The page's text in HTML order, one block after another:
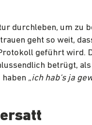
durchleben, um zu
geht so weit,
geführt wird.
betrügt,
haben „ich hab‘s ja